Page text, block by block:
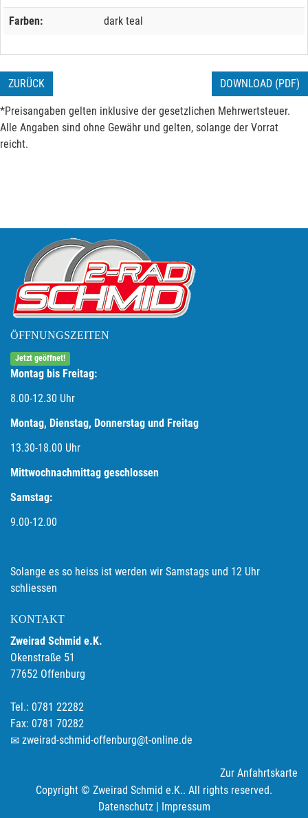
Farben: dark teal
ZURÜCK DOWNLOAD (PDF)
*Preisangaben gelten inklusive der gesetzlichen Mehrwertsteuer.
Alle Angaben sind ohne Gewähr und gelten, solange der Vorrat
reicht.
ÖFFNUNGSZEITEN
Jetzt geöffnet!
Montag bis Freitag:
8.00-12.30 Uhr
Montag, Dienstag, Donnerstag und Freitag
13.30-18.00 Uhr
Mittwochnachmittag geschlossen
Samstag:
9.00-12.00
Solange es so heiss ist werden wir Samstags und 12 Uhr
schliessen
KONTAKT
Zweirad Schmid e.K.
Okenstraße 51
77652 Offenburg
Tel.: 0781 22282
Fax: 0781 70282
zweirad-schmid-offenburg@t-online.de
Zur Anfahrtskarte
Copyright © Zweirad Schmid e.K.. All rights reserved.
Datenschutz| Impressum